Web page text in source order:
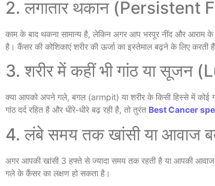
2. लगातार थकान (Persistent
काम के बाद थकना सामान्य है, लेकिन अगर आप भरपूर नींद और आराम
है। कैंसर की कोशिकाएं शरीर की ऊर्जा का इस्तेमाल बढ़ने के लिए करती
3. शरीर में कहीं भी गांठ या
क्या आपको अपने गले, बगल (armpit) या शरीर के किसी हिस्से में कोई
गांठ दर्द रहित है और धीरे-धीरे बढ़ रही है, तो तुरंत Best Cancer
4. लंबे समय तक खांसी या आवाज
अगर आपकी खांसी 3 हफ्ते से ज्यादा समय तक रहती है या आपकी
गले के कैंसर का लक्षण हो सकता है।